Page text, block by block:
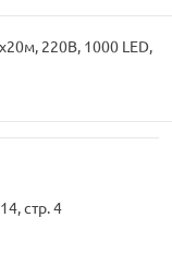
220В, 1000 LED,
стр. 4